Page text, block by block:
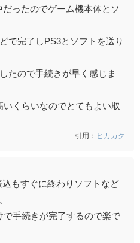
ったのでゲーム機本体とソ
で完了しPS3とソフトを送り
たので手続きが早く感じま
くらいなのでとてもよい取
引用： ヒカカク
もすぐに終わりソフトなど
手続きが完了するので楽で